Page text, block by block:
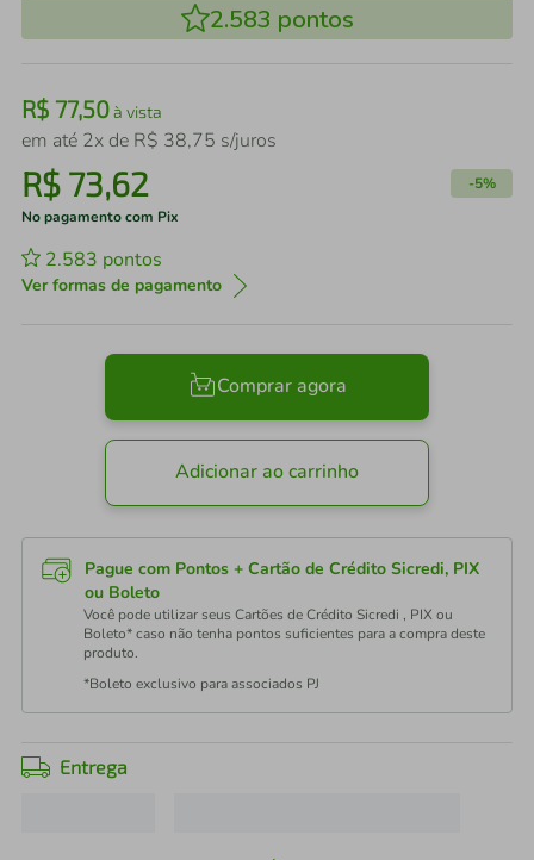
2.583 pontos
R$ 77,50à vista
em até 2x de R$ 38,75 s/juros
R$ 73,62 -5%
No pagamento com Pix
2.583 pontos
Ver formas de pagamento
Comprar agora
Adicionar ao carrinho
Pague com Pontos + Cartão de Crédito Sicredi, PIX
ou Boleto
Você pode utilizar seus Cartões de Crédito Sicredi , PIX ou
Boleto* caso não tenha pontos suficientes para a compra deste
produto.
*Boleto exclusivo para associados PJ
Entrega